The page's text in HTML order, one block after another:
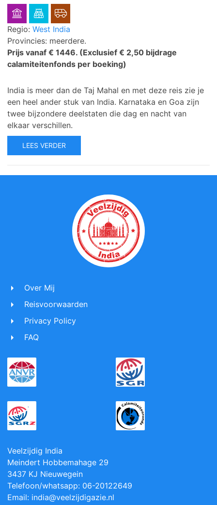
Regio: West India
Provincies: meerdere.
Prijs vanaf € 1446. (Exclusief € 2,50 bijdrage
calamiteitenfonds per boeking)
India is meer dan de Taj Mahal en met deze reis zie je
een heel ander stuk van India. Karnataka en Goa zijn
twee bijzondere deelstaten die dag en nacht van
elkaar verschillen.
LEES VERDER
Over Mij
Reisvoorwaarden
Privacy Policy
FAQ
Veelzijdig India
Meindert Hobbemahage 29
3437 KJ Nieuwegein
Telefoon/whatsapp: 06-20122649
Email: india@veelzijdigazie.nl